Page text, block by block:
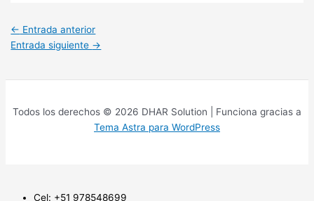
← Entrada anterior
Entrada siguiente →
Todos los derechos © 2026 DHAR Solution | Funciona gracias a
Tema Astra para WordPress
Cel: +51 978548699